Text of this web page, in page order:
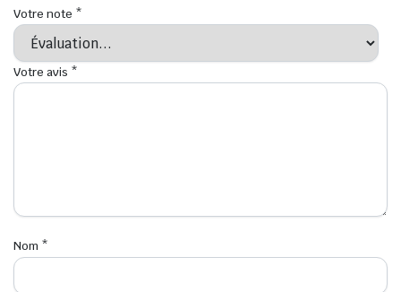
Votre note *
Votre avis *
Nom *